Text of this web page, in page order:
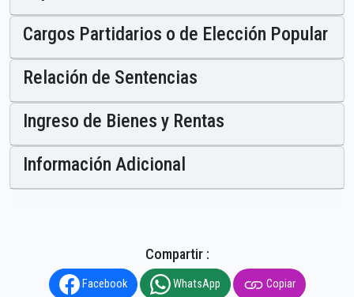
Cargos Partidarios o de Elección Popular
Relación de Sentencias
Ingreso de Bienes y Rentas
Información Adicional
Compartir :
Facebook WhatsApp Copiar